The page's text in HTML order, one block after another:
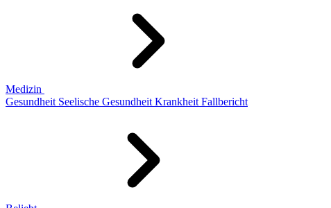
Medizin
Gesundheit Seelische Gesundheit Krankheit Fallbericht